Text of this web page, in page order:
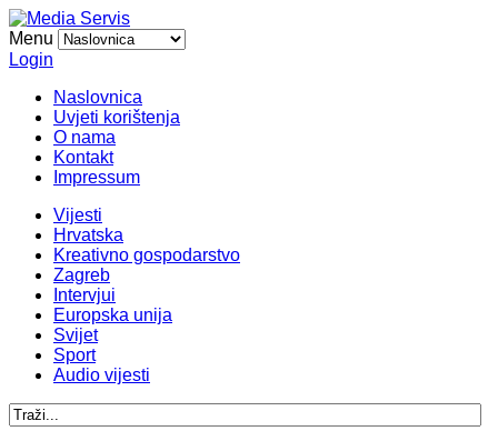
Menu
Login
Naslovnica
Uvjeti korištenja
O nama
Kontakt
Impressum
Vijesti
Hrvatska
Kreativno gospodarstvo
Zagreb
Intervjui
Europska unija
Svijet
Sport
Audio vijesti